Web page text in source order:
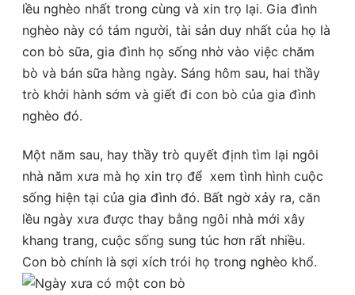
lều nghèo nhất trong cùng và xin trọ lại. Gia đình
nghèo này có tám người, tài sản duy nhất của họ là
con bò sữa, gia đình họ sống nhờ vào việc chăm
bò và bán sữa hàng ngày. Sáng hôm sau, hai thầy
trò khởi hành sớm và giết đi con bò của gia đình
nghèo đó.
Một năm sau, hay thầy trò quyết định tìm lại ngôi
nhà năm xưa mà họ xin trọ để xem tình hình cuộc
sống hiện tại của gia đình đó. Bất ngờ xảy ra, căn
lều ngày xưa được thay bằng ngôi nhà mới xây
khang trang, cuộc sống sung túc hơn rất nhiều.
Con bò chính là sợi xích trói họ trong nghèo khổ.